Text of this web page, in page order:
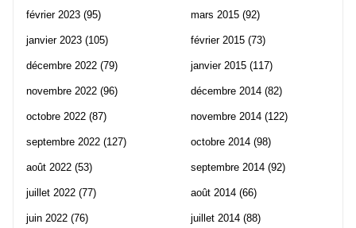
février 2023 (95)
janvier 2023 (105)
décembre 2022 (79)
novembre 2022 (96)
octobre 2022 (87)
septembre 2022 (127)
août 2022 (53)
juillet 2022 (77)
juin 2022 (76)
mars 2015 (92)
février 2015 (73)
janvier 2015 (117)
décembre 2014 (82)
novembre 2014 (122)
octobre 2014 (98)
septembre 2014 (92)
août 2014 (66)
juillet 2014 (88)